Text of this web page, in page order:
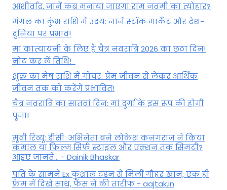
आशीर्वाद, जानें कब मनाया जाएगा राम नवमी का त्योहार?
मंगल का कुंभ राशि में उदय: जानें स्‍टॉक मार्केट और देश-
दुनिया पर प्रभाव!
मां कात्‍यायनी के लिए है चैत्र नवरात्रि 2026 का छठा दिन!
नोट कर लें तिथि!
शुक्र का मेष राशि में गोचर: प्रेम जीवन से लेकर आर्थिक
जीवन तक को करेंगे प्रभावित!
चैत्र नवरात्रि का सातवां दिन: मां दुर्गा के इस रूप की होगी
पूजा!
मूवी रिव्यू: डीसी: अभिनेता बने लोकेश कनगराज ने किया
कमाल या फिल्म सिर्फ स्टाइल और एक्शन तक सिमटी?
आइए जानते... - Dainik Bhaskar
पति के सामने Ex कुशाल टंडन से मिलीं गौहर खान, एक ही
फ्रेम में दिखे साथ, फैंस ने की तारीफ - aajtak.in